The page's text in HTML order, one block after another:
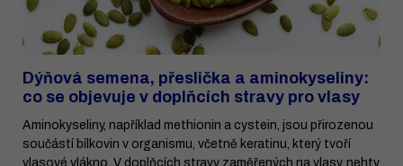
Dýňová semena, přeslička a aminokyseliny:
co se objevuje v doplňcích stravy pro vlasy
Aminokyseliny, například methionin a cystein, jsou přirozenou
součástí bílkovin v organismu, včetně keratinu, který tvoří
vlasové vlákno. V doplňcích stravy zaměřených na vlasy, nehty